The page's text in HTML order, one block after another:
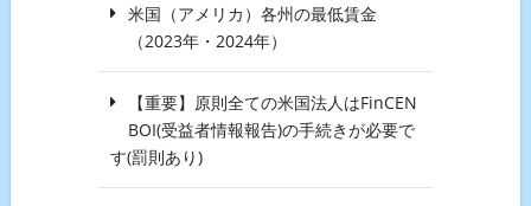
米国（アメリカ）各州の最低賃金
（2023年・2024年）
【重要】原則全ての米国法人はFinCEN
BOI(受益者情報報告)の手続きが必要で
す(罰則あり)